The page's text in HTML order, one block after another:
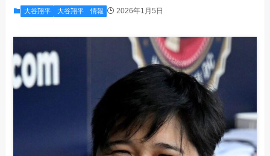
大谷翔平 大谷翔平 情報 2026年1月5日